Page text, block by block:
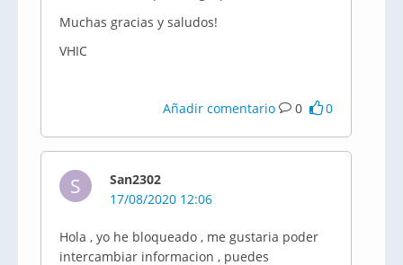
Muchas gracias y saludos!
VHIC
Añadir comentario 0 0
S
San2302
17/08/2020 12:06
Hola , yo he bloqueado , me gustaria poder
intercambiar informacion , puedes